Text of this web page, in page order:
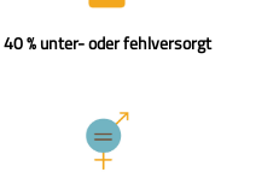
40 % unter- oder fehlversorgt